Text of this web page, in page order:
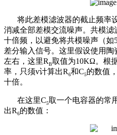
将此差模滤波器的截止频率
消减全部差模交流噪声。共模
十倍频，以避免将共模噪声（如
差分输入信号。这里假设使用
左右，这里RB取值为10KΩ。 根
率， 只须v计算出R6和C5的数值
十倍。
在这里C5取一个电容器的常
出R6的数值：